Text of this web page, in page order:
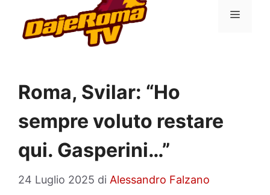
contenuto
MENU
Roma, Svilar: “Ho
sempre voluto restare
qui. Gasperini…”
24 Luglio 2025 di Alessandro Falzano